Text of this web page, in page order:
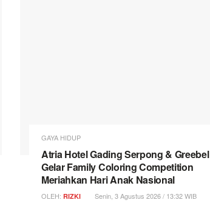
GAYA HIDUP
Atria Hotel Gading Serpong & Greebel
Gelar Family Coloring Competition
Meriahkan Hari Anak Nasional
OLEH: RIZKI Senin, 3 Agustus 2026 / 13:32 WIB